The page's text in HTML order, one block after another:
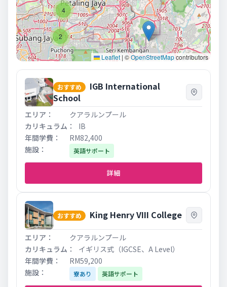
4
2
Leaflet | ©OpenStreetMapcontributors
おすすめ
IGB International
School
クアラルンプール
IB
RM82,400
英語サポート
詳細
おすすめ King Henry VIII College
クアラルンプール
イギリス式（IGCSE、A Level）
RM59,200
寮あり 英語サポート